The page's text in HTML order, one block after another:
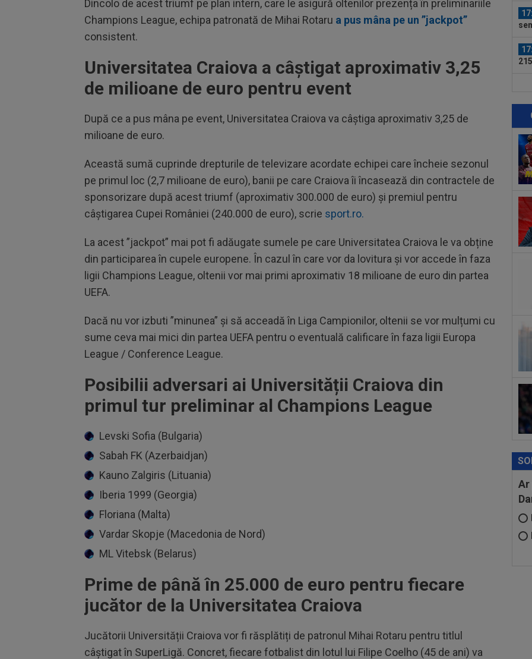
Dincolo de acest triumf pe plan intern, care le asigură oltenilor prezența în preliminariile
Champions League, echipa patronată de Mihai Rotaru a pus mâna pe un ”jackpot”
consistent.
Universitatea Craiova a câștigat aproximativ 3,25
de milioane de euro pentru event
După ce a pus mâna pe event, Universitatea Craiova va câștiga aproximativ 3,25 de
milioane de euro.
Această sumă cuprinde drepturile de televizare acordate echipei care încheie sezonul
pe primul loc (2,7 milioane de euro), banii pe care Craiova îi încasează din contractele de
sponsorizare după acest triumf (aproximativ 300.000 de euro) și premiul pentru
câștigarea Cupei României (240.000 de euro), scrie sport.ro.
La acest ”jackpot” mai pot fi adăugate sumele pe care Universitatea Craiova le va obține
din participarea în cupele europene. În cazul în care vor da lovitura și vor accede în faza
ligii Champions League, oltenii vor mai primi aproximativ 18 milioane de euro din partea
UEFA.
Dacă nu vor izbuti ”minunea” și să acceadă în Liga Campionilor, oltenii se vor mulțumi cu
sume ceva mai mici din partea UEFA pentru o eventuală calificare în faza ligii Europa
League / Conference League.
Posibilii adversari ai Universității Craiova din
primul tur preliminar al Champions League
Levski Sofia (Bulgaria)
Sabah FK (Azerbaidjan)
Kauno Zalgiris (Lituania)
Iberia 1999 (Georgia)
Floriana (Malta)
Vardar Skopje (Macedonia de Nord)
ML Vitebsk (Belarus)
Prime de până în 25.000 de euro pentru fiecare
jucător de la Universitatea Craiova
Jucătorii Universității Craiova vor fi răsplătiți de patronul Mihai Rotaru pentru titlul
câștigat în SuperLigă. Concret, fiecare fotbalist din lotul lui Filipe Coelho (45 de ani) va
Ar